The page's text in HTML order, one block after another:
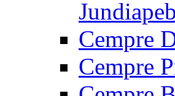
Cempre
Cempre